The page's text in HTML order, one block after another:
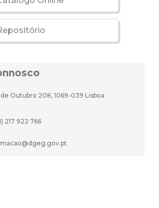
de Outubro 208, 1069-039 Lisboa
217 922 766